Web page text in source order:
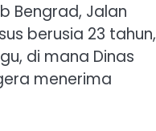
Bengrad, Jalan
berusia 23 tahun,
di mana Dinas
menerima